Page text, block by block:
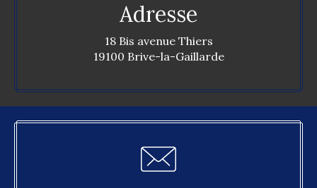
Adresse
18 Bis avenue Thiers
19100 Brive-la-Gaillarde